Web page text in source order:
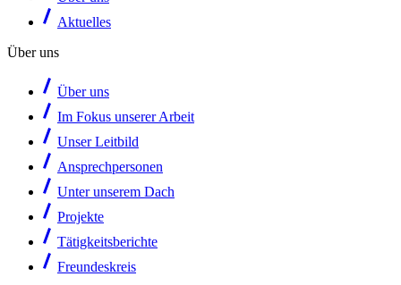
Aktuelles
Über uns
Über uns
Im Fokus unserer Arbeit
Unser Leitbild
Ansprechpersonen
Unter unserem Dach
Projekte
Tätigkeitsberichte
Freundeskreis